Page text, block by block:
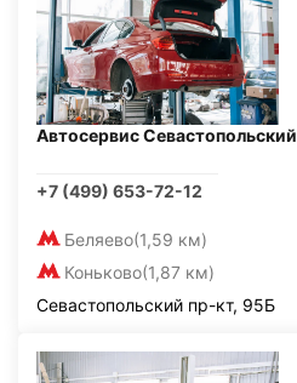
Автосервис Севастопольский
+7 (499) 653-72-12
Беляево(1,59 км)
Коньково(1,87 км)
Севастопольский пр-кт, 95Б